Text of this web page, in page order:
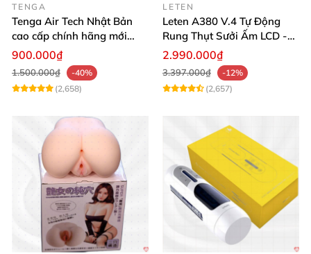
TENGA
Tenga Air Tech Nhật Bản
cao cấp chính hãng mới
seal giá tốt
900.000₫
1.500.000₫
-40%
(2,658)
LETEN
Leten A380 V.4 Tự Động
Rung Thụt Sưởi Ấm LCD -
Mua Ngay
2.990.000₫
3.397.000₫
-12%
(2,657)